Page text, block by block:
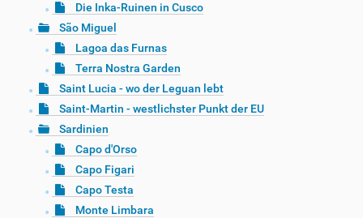
Die Inka-Ruinen in Cusco
São Miguel
Lagoa das Furnas
Terra Nostra Garden
Saint Lucia - wo der Leguan lebt
Saint-Martin - westlichster Punkt der EU
Sardinien
Capo d'Orso
Capo Figari
Capo Testa
Monte Limbara